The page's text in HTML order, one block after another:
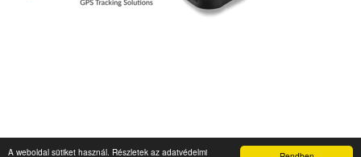
A weboldal sütiket használ. Részletek az adatvédelmi